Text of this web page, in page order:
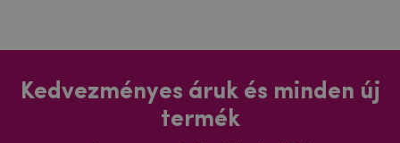
Kedvezményes áruk és minden új
termék